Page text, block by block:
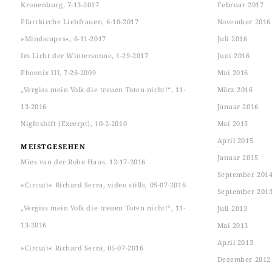
Kronenburg, 7-13-2017
Pfarrkirche Liebfrauen, 6-10-2017
»Mindscapes«, 6-11-2017
Im Licht der Wintersonne, 1-29-2017
Phoenix III, 7-26-2009
„Vergiss mein Volk die treuen Toten nicht!“, 11-
13-2016
Nightshift (Excerpt), 10-2-2010
MEISTGESEHEN
Mies van der Rohe Haus, 12-17-2016
»Circuit« Richard Serra, video stills, 05-07-2016
„Vergiss mein Volk die treuen Toten nicht!“, 11-
13-2016
»Circuit« Richard Serra, 05-07-2016
Februar 2017
November 2016
Juli 2016
Juni 2016
Mai 2016
März 2016
Januar 2016
Mai 2015
April 2015
Januar 2015
September
September
Juli 2013
Mai 2013
April 2013
Dezember 2012